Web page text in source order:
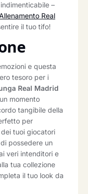
–
Real
il tuo tifo!
e questa
tesoro per i
Real Madrid
momento
tangibile della
per
tuoi giocatori
possedere un
veri intenditori e
tua collezione
il tuo look da